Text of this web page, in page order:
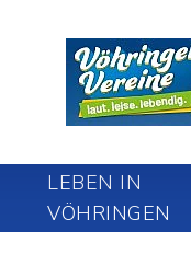
LEBEN IN
VÖHRINGEN